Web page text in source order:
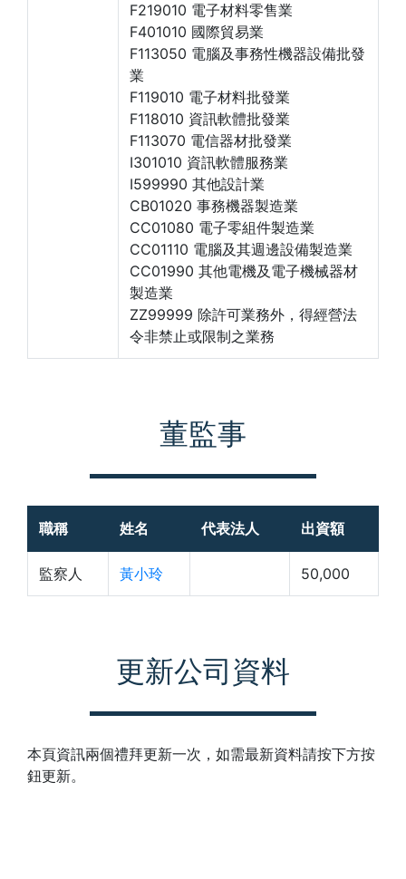
F219010 電子材料零售業
F401010 國際貿易業
F113050 電腦及事務性機器設備批發
業
F119010 電子材料批發業
F118010 資訊軟體批發業
F113070 電信器材批發業
I301010 資訊軟體服務業
I599990 其他設計業
CB01020 事務機器製造業
CC01080 電子零組件製造業
CC01110 電腦及其週邊設備製造業
CC01990 其他電機及電子機械器材
製造業
ZZ99999 除許可業務外，得經營法
令非禁止或限制之業務
董監事
職稱 姓名 代表法人 出資額
監察人 黃小玲 50,000
更新公司資料
本頁資訊兩個禮拜更新一次，如需最新資料請按下方按
鈕更新。